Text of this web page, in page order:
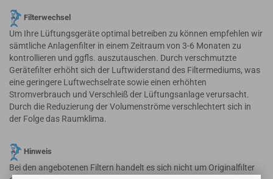
Filterwechsel
Um Ihre Lüftungsgeräte optimal betreiben zu können empfehlen wir
sämtliche Anlagenfilter in einem Zeitraum von 3-6 Monaten zu
kontrollieren und ggfls. auszutauschen. Durch verschmutzte
Gerätefilter erhöht sich der Luftwiderstand des Filtermediums, was
eine geringere Luftwechselrate sowie einen erhöhten
Stromverbrauch und Verschleiß der Lüftungsanlage verursacht.
Durch die Reduzierung der Volumenströme verschlechtert sich in
der Folge das Raumklima.
Hinweis
Bei den angebotenen Filtern handelt es sich nicht um Originalfilter